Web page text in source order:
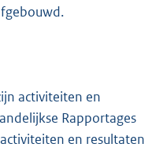
activiteiten en
Rapportages
en resultaten